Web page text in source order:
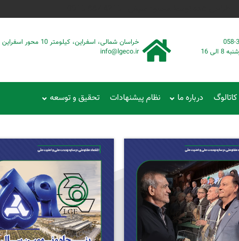
058-
الی 16
خراسان شمالی، اسفراین، کیلومتر 10 محور اسفراین – بجنورد
info@lgeco.ir
کاتالوگ درباره ما نظام پیشنهادات تحقیق و توسعه